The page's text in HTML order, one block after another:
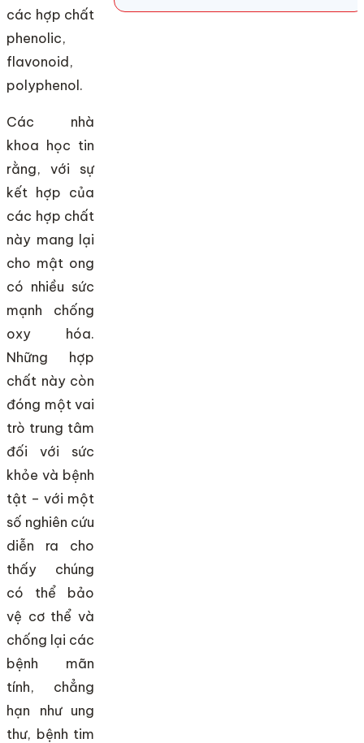
các hợp chất
phenolic,
flavonoid,
polyphenol.
Các nhà
khoa học tin
rằng, với sự
kết hợp của
các hợp chất
này mang lại
cho mật ong
có nhiều sức
mạnh chống
oxy hóa.
Những hợp
chất này còn
đóng một vai
trò trung tâm
đối với sức
khỏe và bệnh
tật – với một
số nghiên cứu
diễn ra cho
thấy chúng
có thể bảo
vệ cơ thể và
chống lại các
bệnh mãn
tính, chẳng
hạn như ung
thư, bệnh tim